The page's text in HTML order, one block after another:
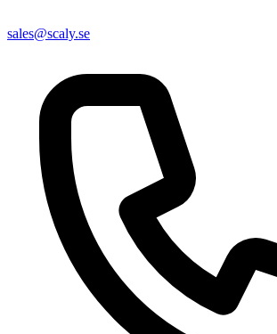
sales@scaly.se